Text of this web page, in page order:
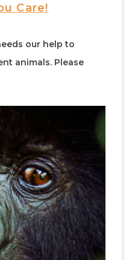
Care!
our help to
animals. Please